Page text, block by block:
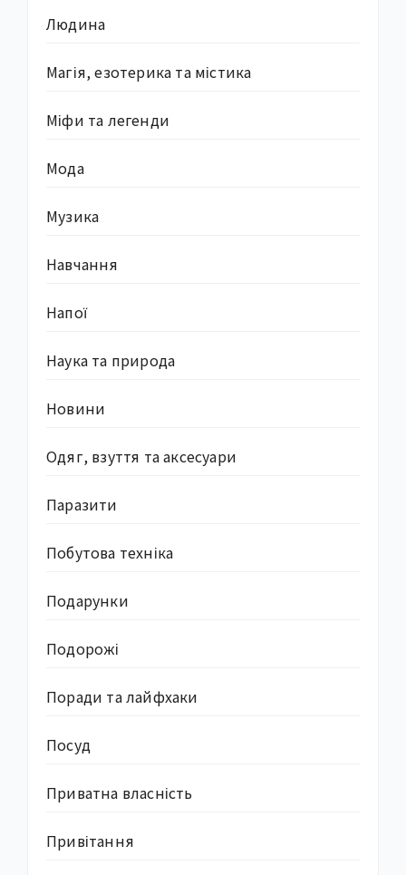
Людина
Магія, езотерика та містика
Міфи та легенди
Мода
Музика
Навчання
Напої
Наука та природа
Новини
Одяг, взуття та аксесуари
Паразити
Побутова техніка
Подарунки
Подорожі
Поради та лайфхаки
Посуд
Приватна власність
Привітання